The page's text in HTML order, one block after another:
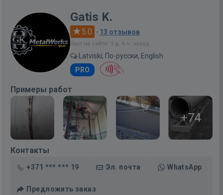
Gatis K.
5.0 · 13 отзывов
Был на сайте: 1 д. 6 ч. назад
Latviski, По-русски, English
PRO
Примеры работ
+74
Контакты
+371 *** *** 19 Эл. почта WhatsApp
Предложить заказ